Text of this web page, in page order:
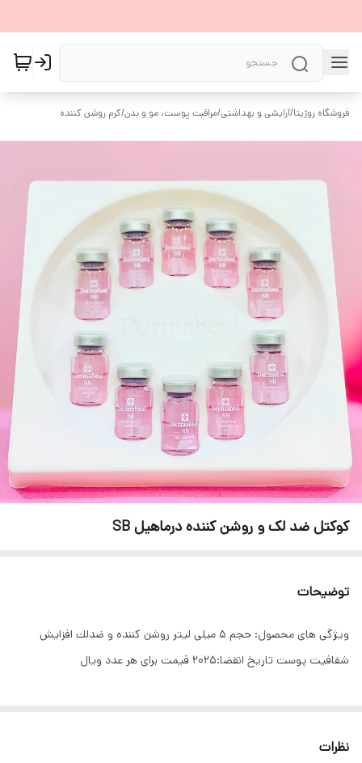
فروشگاه روژیتا/آرایشی و بهداشتی/مراقبت پوست، مو و بدن/کرم روشن کننده
کوکتل ضد لک و روشن کننده درماهیل SB
توضیحات
ویژگی های محصول: حجم ۵ میلی لیتر روشن كننده و ضدلك افزايش
شفافيت پوست تاریخ انقضا:۲۰۲۵ قیمت برای هر عدد ویال
نظرات